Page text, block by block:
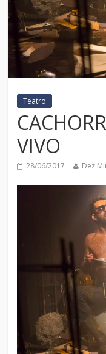
Teatro
VIVO
28/06/2017 Dez